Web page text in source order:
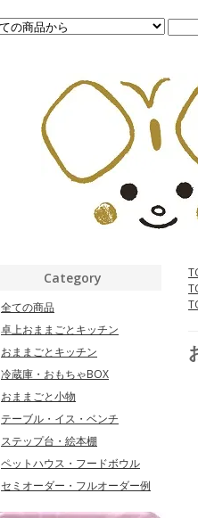
Category
全ての商品
卓上おままごとキッチン
おままごとキッチン
冷蔵庫・おもちゃBOX
おままごと小物
テーブル・イス・ベンチ
ステップ台・絵本棚
ペットハウス・フードボウル
セミオーダー・フルオーダー例